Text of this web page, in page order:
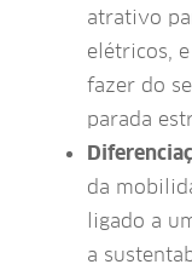
atrativo
elétricos,
fazer do
parada
da
ligado a
a